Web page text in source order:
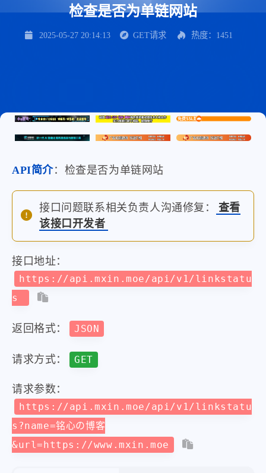
检查是否为单链网站
2025-05-27 20:14:13 GET请求 热度：1451
API简介：检查是否为单链网站
接口问题联系相关负责人沟通修复：
查看
该接口开发者
接口地址：
https://api.mxin.moe/api/v1/linkstatu
s
返回格式： JSON
请求方式： GET
请求参数：
https://api.mxin.moe/api/v1/linkstatu
s?name=铭心の博客
&url=https://www.mxin.moe